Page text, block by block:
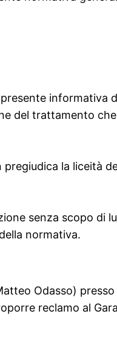
informativa
del trattamento
la liceità
senza scopo di
normativa.
Odasso)
reclamo al